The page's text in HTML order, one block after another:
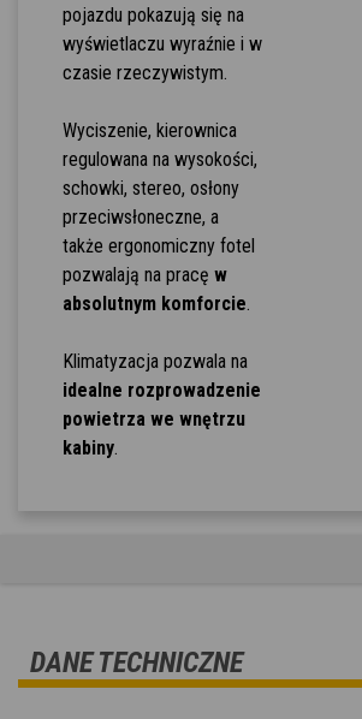
pojazdu pokazują się na
wyświetlaczu wyraźnie i w
czasie rzeczywistym.
Wyciszenie, kierownica
regulowana na wysokości,
schowki, stereo, osłony
przeciwsłoneczne, a
także ergonomiczny fotel
pozwalają na pracę w
absolutnym komforcie.
Klimatyzacja pozwala na
idealne rozprowadzenie
powietrza we wnętrzu
kabiny.
DANE TECHNICZNE